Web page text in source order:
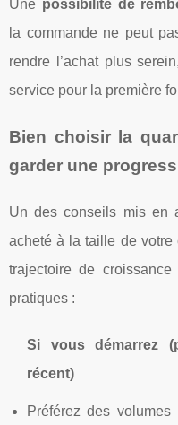
Une possibilité de
la commande ne peut
rendre l’achat plus
service pour la première
Bien choisir la
garder une
Un des conseils mis en
acheté à la taille de votre
trajectoire de
pratiques :
Si vous démarrez
récent)
Préférez des volumes